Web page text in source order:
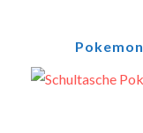
Pokemon